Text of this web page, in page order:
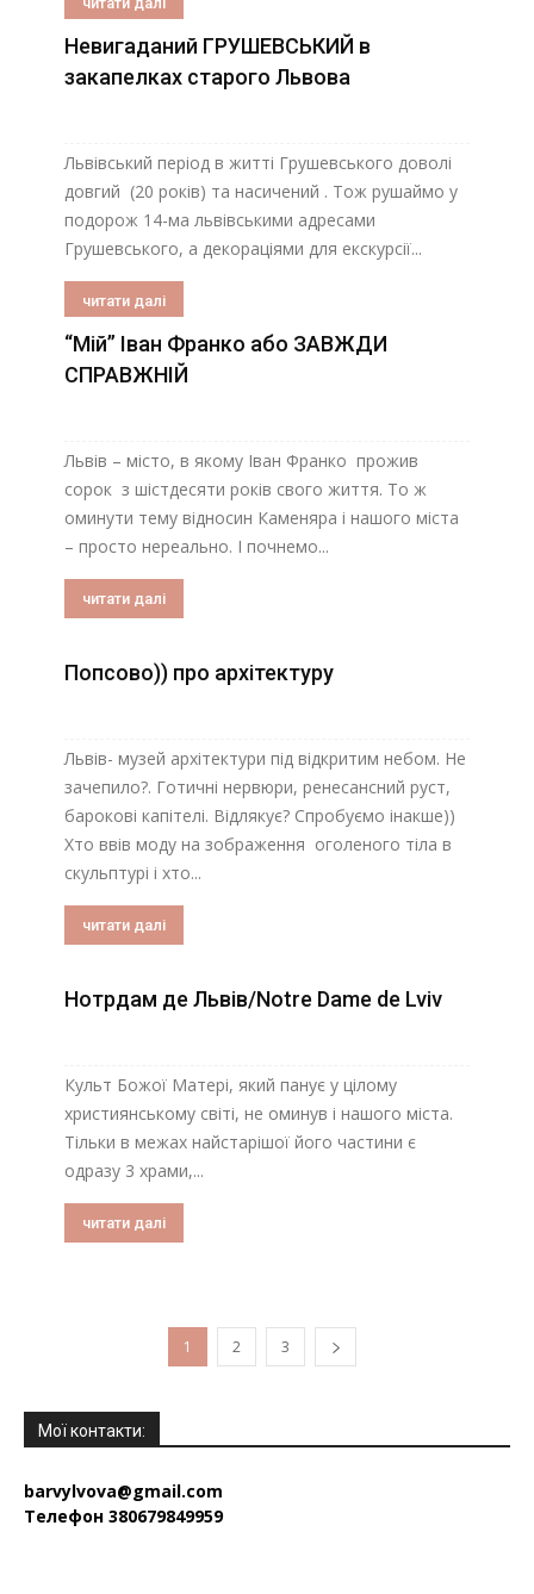
Невигаданий ГРУШЕВСЬКИЙ в
закапелках старого Львова
Львівський період в житті Грушевського доволі
довгий (20 років) та насичений . Тож рушаймо у
подорож 14-ма львівськими адресами
Грушевського, а декораціями для екскурсії...
читати далі
“Мій” Іван Франко або ЗАВЖДИ
СПРАВЖНІЙ
Львів – місто, в якому Іван Франко прожив
сорок з шістдесяти років свого життя. То ж
оминути тему відносин Каменяра і нашого міста
– просто нереально. І почнемо...
читати далі
Попсово)) про архітектуру
Львів- музей архітектури під відкритим небом. Не
зачепило?. Готичні нервюри, ренесансний руст,
барокові капітелі. Відлякує? Спробуємо інакше))
Хто ввів моду на зображення оголеного тіла в
скульптурі і хто...
читати далі
Нотрдам де Львів/Notre Dame de Lviv
Культ Божої Матері, який панує у цілому
християнському світі, не оминув і нашого міста.
Тільки в межах найстарішої його частини є
одразу 3 храми,...
читати далі
1 2 3
Мої контакти:
barvylvova@gmail.com
Телефон 380679849959